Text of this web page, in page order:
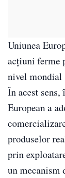
Uniunea
acțiuni ferme
nivel mondial
În acest
European a
produselor
prin
un mecanism